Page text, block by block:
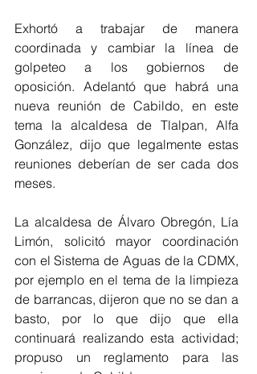
Exhortó a trabajar de manera
coordinada y cambiar la línea de
golpeteo a los gobiernos de
oposición. Adelantó que habrá una
nueva reunión de Cabildo, en este
tema la alcaldesa de Tlalpan, Alfa
González, dijo que legalmente estas
reuniones deberían de ser cada dos
meses.
La alcaldesa de Álvaro Obregón, Lía
Limón, solicitó mayor coordinación
con el Sistema de Aguas de la CDMX,
por ejemplo en el tema de la limpieza
de barrancas, dijeron que no se dan a
basto, por lo que dijo que ella
continuará realizando esta actividad;
propuso un reglamento para las